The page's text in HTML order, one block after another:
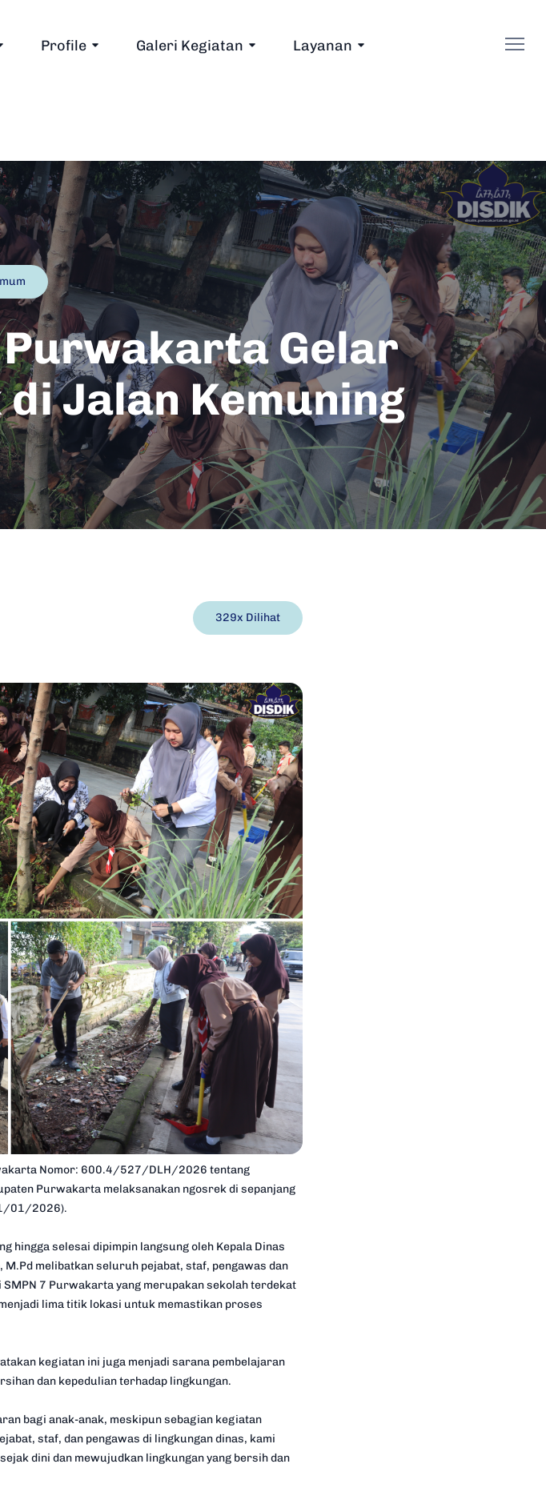
Profile Galeri Kegiatan Layanan
Gelar
Jalan Kemuning
329x Dilihat
Nomor: 600.4/527/DLH/2026 tentang
Purwakarta melaksanakan ngosrek di sepanjang
01/2026).
hingga selesai dipimpin langsung oleh Kepala Dinas
melibatkan seluruh pejabat, staf, pengawas dan
7 Purwakarta yang merupakan sekolah terdekat
lima titik lokasi untuk memastikan proses
kegiatan ini juga menjadi sarana pembelajaran
dan kepedulian terhadap lingkungan.
bagi anak-anak, meskipun sebagian kegiatan
staf, dan pengawas di lingkungan dinas, kami
dini dan mewujudkan lingkungan yang bersih dan